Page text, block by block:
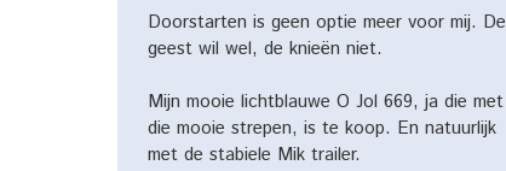
Doorstarten is geen optie meer voor mij. De
geest wil wel, de knieën niet.
Mijn mooie lichtblauwe O Jol 669, ja die met
die mooie strepen, is te koop. En natuurlijk
met de stabiele Mik trailer.